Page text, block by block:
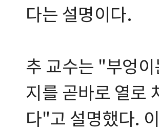
다는 설명이다.
추 교수는 "부엉
지를 곧바로 열로
다"고 설명했다.